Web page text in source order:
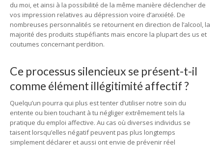
du moi, et ainsi à la possibilité de la même manière déclencher de
vos impression relatives au dépression voire d’anxiété. De
nombreuses personnalités se retournent en direction de l’alcool, la
majorité des produits stupéfiants mais encore la plupart des us et
coutumes concernant perdition.
Ce processus silencieux se présent-t-il
comme élément illégitimité affectif ?
Quelqu’un pourra qui plus est tenter d’utiliser notre soin du
entente ou bien touchant à tu négliger extrêmement tels la
pratique du emploi affective. Au cas où diverses individus se
taisent lorsqu’elles négatif peuvent pas plus longtemps
simplement déclarer et aussi ont envie de prévenir réel